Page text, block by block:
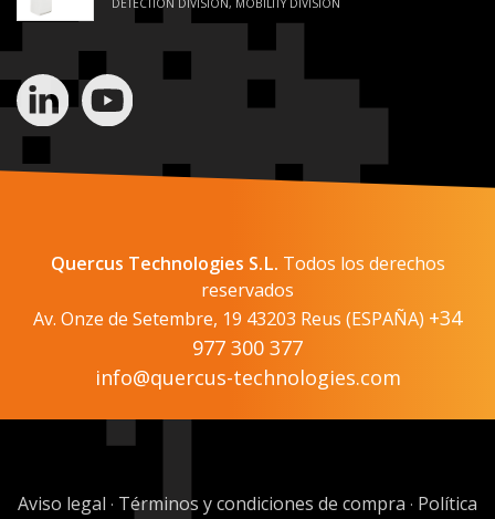
DETECTION DIVISION, MOBILITY DIVISION
Quercus Technologies S.L. Todos los derechos
reservados
Av. Onze de Setembre, 19 43203 Reus (ESPAÑA) +34
977 300 377
info@quercus-technologies.com
Aviso legal · Términos y condiciones de compra · Política